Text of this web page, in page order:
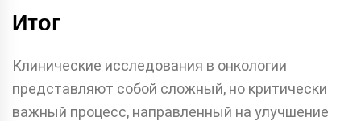
Итог
Клинические исследования в онкологии
представляют собой сложный, но критически
важный процесс, направленный на улучшение